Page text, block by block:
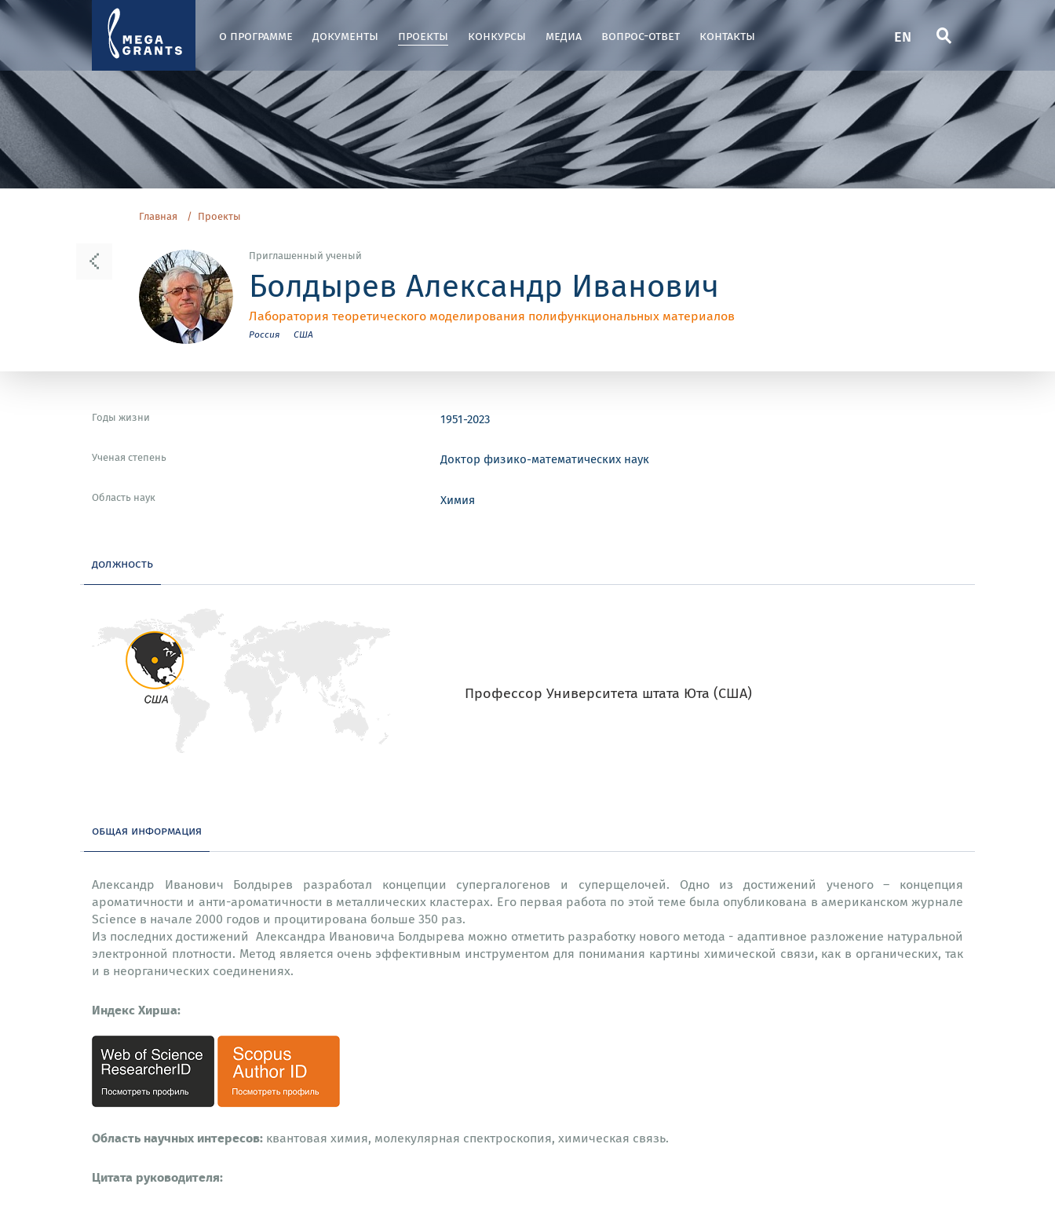
о программе документы проекты конкурсы медиа вопрос-ответ контакты EN
Главная Проекты
Приглашенный ученый
Болдырев Александр Иванович
Лаборатория теоретического моделирования полифункциональных материалов
Россия США
Годы жизни 1951-2023
Ученая степень Доктор физико-математических наук
Область наук Химия
должность
Профессор Университета штата Юта (США)
общая информация
Александр Иванович Болдырев разработал концепции супергалогенов и суперщелочей. Одно из достижений ученого – концепция
ароматичности и анти-ароматичности в металлических кластерах. Его первая работа по этой теме была опубликована в американском журнале
Science в начале 2000 годов и процитирована больше 350 раз.
Из последних достижений Александра Ивановича Болдырева можно отметить разработку нового метода - адаптивное разложение натуральной
электронной плотности. Метод является очень эффективным инструментом для понимания картины химической связи, как в органических, так
и в неорганических соединениях.
Индекс Хирша:
Область научных интересов: квантовая химия, молекулярная спектроскопия, химическая связь.
Цитата руководителя: